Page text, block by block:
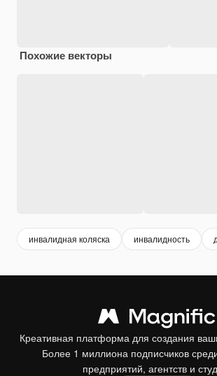
Похожие векторы
инвалидная коляска инвалидность
Креативная платформа для создания
Более 1 миллиона подписчиков
предприятий, агентств и